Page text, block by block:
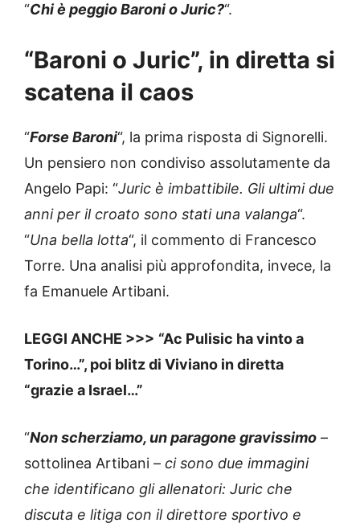
“Chi è peggio Baroni o Juric?“.
“Baroni o Juric”, in diretta si
scatena il caos
“Forse Baroni“, la prima risposta di Signorelli.
Un pensiero non condiviso assolutamente da
Angelo Papi: “Juric è imbattibile. Gli ultimi due
anni per il croato sono stati una valanga“.
“Una bella lotta“, il commento di Francesco
Torre. Una analisi più approfondita, invece, la
fa Emanuele Artibani.
LEGGI ANCHE >>> “Ac Pulisic ha vinto a
Torino…”, poi blitz di Viviano in diretta
“grazie a Israel…”
“Non scherziamo, un paragone gravissimo –
sottolinea Artibani – ci sono due immagini
che identificano gli allenatori: Juric che
discuta e litiga con il direttore sportivo e